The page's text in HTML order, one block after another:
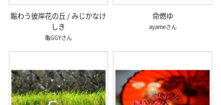
賑わう彼岸花の丘 / みじかなけ
しき
亀GGY
命燃ゆ
ayame